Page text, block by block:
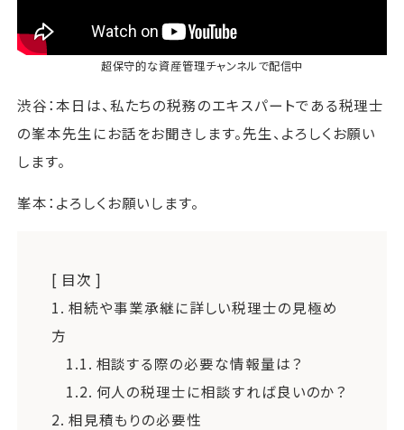
超保守的な資産管理チャンネルで配信中
渋谷：本日は、私たちの税務のエキスパートである税理士
の峯本先生にお話をお聞きします。先生、よろしくお願い
します。
峯本：よろしくお願いします。
[ 目次 ]
1. 相続や事業承継に詳しい税理士の見極め
方
1.1. 相談する際の必要な情報量は？
1.2. 何人の税理士に相談すれば良いのか？
2. 相見積もりの必要性